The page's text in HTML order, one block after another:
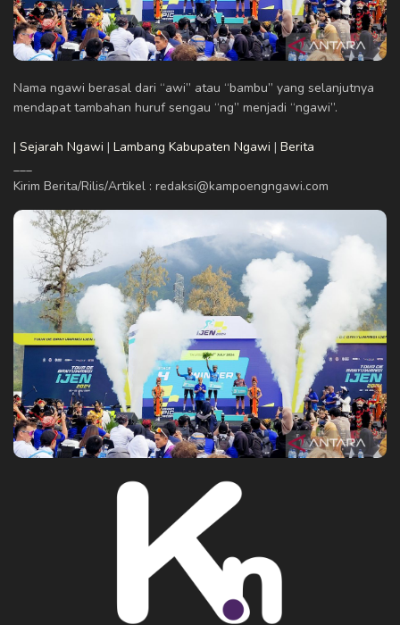
Nama ngawi berasal dari “awi” atau “bambu” yang selanjutnya
mendapat tambahan huruf sengau “ng” menjadi “ngawi”.
| Sejarah Ngawi | Lambang Kabupaten Ngawi | Berita
Kirim Berita/Rilis/Artikel : redaksi@kampoengngawi.com